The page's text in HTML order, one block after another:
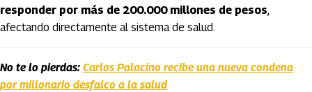
responder por más de 200.000 millones de pesos,
afectando directamente al sistema de salud.
No te lo pierdas: Carlos Palacino recibe una nueva condena
por millonario desfalco a la salud